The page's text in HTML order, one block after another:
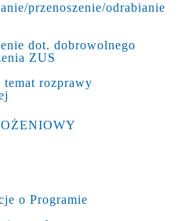
przenoszenie/odrabianie
dot. dobrowolnego
ZUS
temat rozprawy
o Programie